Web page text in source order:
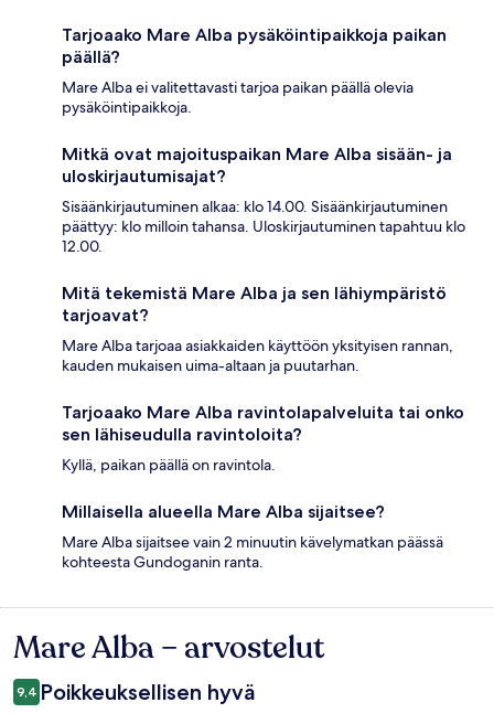
Tarjoaako Mare Alba pysäköintipaikkoja paikan
päällä?
Mare Alba ei valitettavasti tarjoa paikan päällä olevia
pysäköintipaikkoja.
Mitkä ovat majoituspaikan Mare Alba sisään- ja
uloskirjautumisajat?
Sisäänkirjautuminen alkaa: klo 14.00. Sisäänkirjautuminen
päättyy: klo milloin tahansa. Uloskirjautuminen tapahtuu klo
12.00.
Mitä tekemistä Mare Alba ja sen lähiympäristö
tarjoavat?
Mare Alba tarjoaa asiakkaiden käyttöön yksityisen rannan,
kauden mukaisen uima-altaan ja puutarhan.
Tarjoaako Mare Alba ravintolapalveluita tai onko
sen lähiseudulla ravintoloita?
Kyllä, paikan päällä on ravintola.
Millaisella alueella Mare Alba sijaitsee?
Mare Alba sijaitsee vain 2 minuutin kävelymatkan päässä
kohteesta Gundoganin ranta.
Arvostelut
Mare Alba – arvostelut
9,4 Poikkeuksellisen hyvä